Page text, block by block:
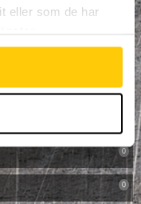
eller som de har
0
0
0
0